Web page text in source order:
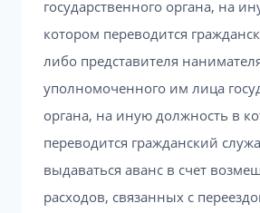
государственного органа, на
котором переводится
либо представителя
уполномоченного им лица
органа, на иную должность в
переводится гражданский
выдаваться аванс в счет
расходов, связанных с